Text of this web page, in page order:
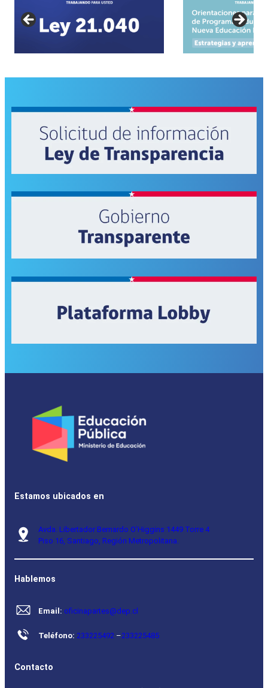
Liceo
Politécnico
Likan
Antai
Estamos ubicados en
Avda. Libertador Bernardo O’Higgins 1449 Torre 4
Piso 16, Santiago, Región Metropolitana.
Hablemos
Email: oficinapartes@dep.cl
Teléfono: 233225492 –233225485
Contacto